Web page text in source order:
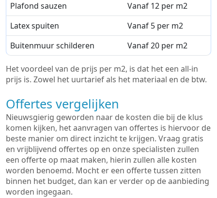
Plafond sauzen
Vanaf 12 per m2
Latex spuiten
Vanaf 5 per m2
Buitenmuur schilderen
Vanaf 20 per m2
Het voordeel van de prijs per m2, is dat het een all-in
prijs is. Zowel het uurtarief als het materiaal en de btw.
Offertes vergelijken
Nieuwsgierig geworden naar de kosten die bij de klus
komen kijken, het aanvragen van offertes is hiervoor de
beste manier om direct inzicht te krijgen. Vraag gratis
en vrijblijvend offertes op en onze specialisten zullen
een offerte op maat maken, hierin zullen alle kosten
worden benoemd. Mocht er een offerte tussen zitten
binnen het budget, dan kan er verder op de aanbieding
worden ingegaan.